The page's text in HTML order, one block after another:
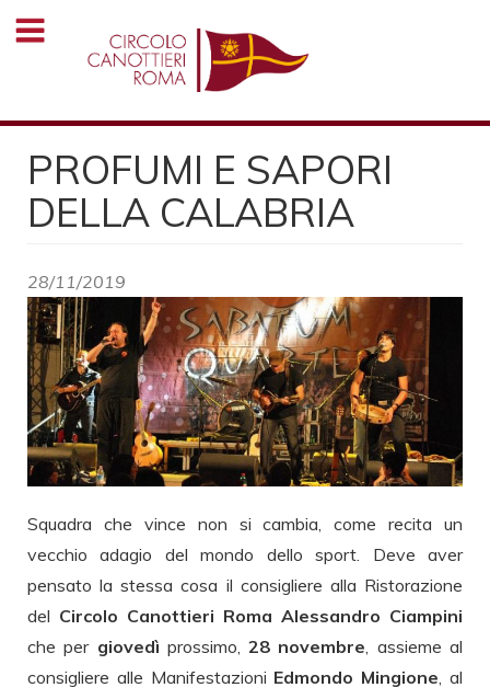
Salta
PROFUMI E SAPORI
DELLA CALABRIA
28/11/2019
Squadra che vince non si cambia, come recita un
vecchio adagio del mondo dello sport. Deve aver
pensato la stessa cosa il consigliere alla Ristorazione
del Circolo Canottieri Roma Alessandro Ciampini
che per giovedì prossimo,28 novembre , assieme al
consigliere alle Manifestazioni Edmondo Mingione , al